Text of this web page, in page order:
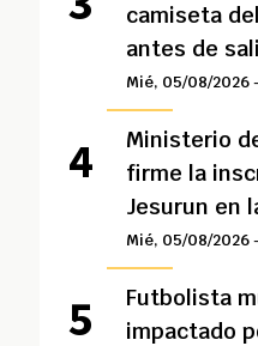
camiseta
antes de
Mié, 05/08/2026
Ministerio
firme la
Jesurun en
Mié, 05/08/2026
Futbolista
impactado